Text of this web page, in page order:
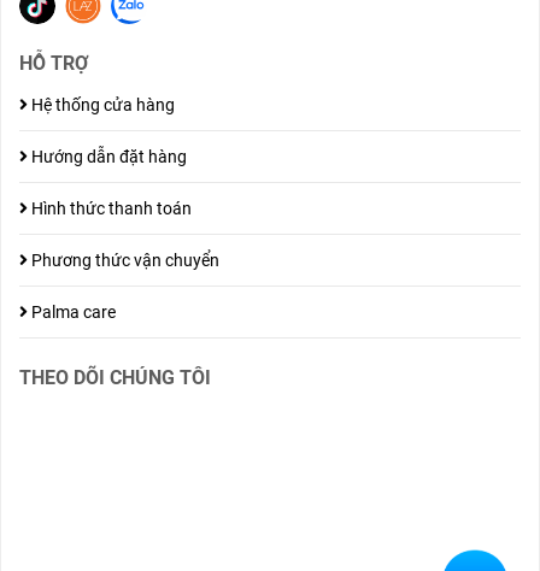
HỖ TRỢ
Hệ thống cửa hàng
Hướng dẫn đặt hàng
Hình thức thanh toán
Phương thức vận chuyển
Palma care
THEO DÕI CHÚNG TÔI